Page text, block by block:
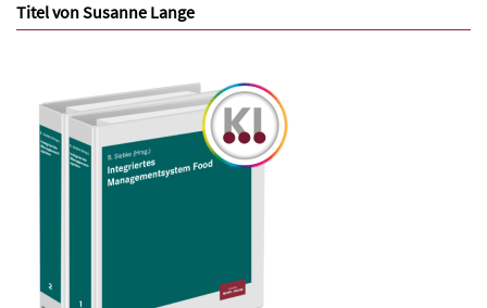
Titel von Susanne Lange